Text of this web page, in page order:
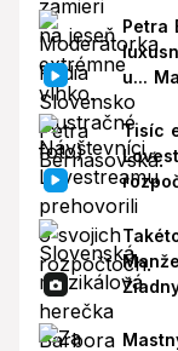
Petra
u...
Tisíc